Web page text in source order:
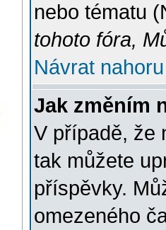
nebo tématu
tohoto fóra,
Návrat nahoru
Jak změním
V případě, že
tak můžete
příspěvky.
omezeného